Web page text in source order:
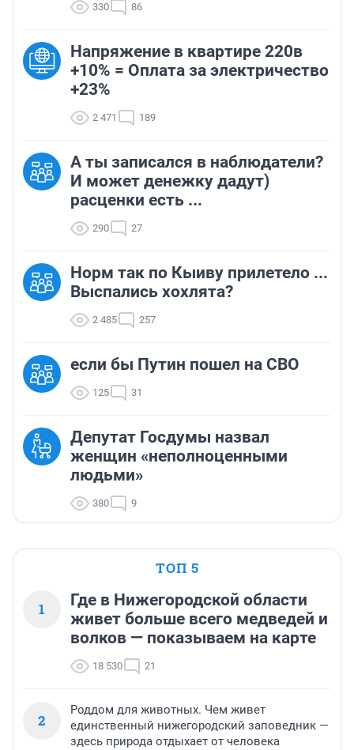
330 86
Напряжение в квартире 220в
+10% = Оплата за электричество
+23%
2 471 189
А ты записался в наблюдатели?
И может денежку дадут)
расценки есть ...
290 27
Норм так по Кыиву прилетело ...
Выспались хохлята?
2 485 257
если бы Путин пошел на СВО
125 31
Депутат Госдумы назвал
женщин «неполноценными
людьми»
380 9
ТОП 5
1
Где в Нижегородской области
живет больше всего медведей и
волков — показываем на карте
18 530 21
2
Роддом для животных. Чем живет
единственный нижегородский заповедник —
здесь природа отдыхает от человека